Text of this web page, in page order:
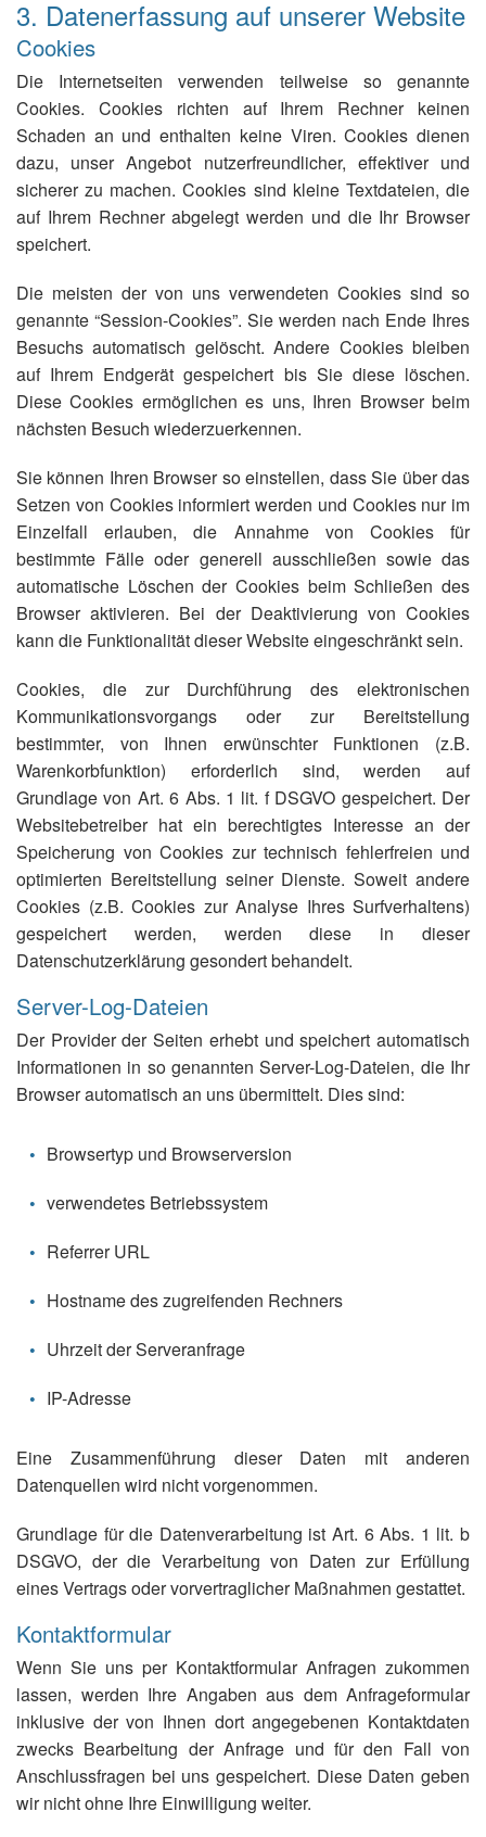
3. Datenerfassung auf unserer Website
Cookies
Die Internetseiten verwenden teilweise so genannte
Cookies. Cookies richten auf Ihrem Rechner keinen
Schaden an und enthalten keine Viren. Cookies dienen
dazu, unser Angebot nutzerfreundlicher, effektiver und
sicherer zu machen. Cookies sind kleine Textdateien, die
auf Ihrem Rechner abgelegt werden und die Ihr Browser
speichert.
Die meisten der von uns verwendeten Cookies sind so
genannte “Session-Cookies”. Sie werden nach Ende Ihres
Besuchs automatisch gelöscht. Andere Cookies bleiben
auf Ihrem Endgerät gespeichert bis Sie diese löschen.
Diese Cookies ermöglichen es uns, Ihren Browser beim
nächsten Besuch wiederzuerkennen.
Sie können Ihren Browser so einstellen, dass Sie über das
Setzen von Cookies informiert werden und Cookies nur im
Einzelfall erlauben, die Annahme von Cookies für
bestimmte Fälle oder generell ausschließen sowie das
automatische Löschen der Cookies beim Schließen des
Browser aktivieren. Bei der Deaktivierung von Cookies
kann die Funktionalität dieser Website eingeschränkt sein.
Cookies, die zur Durchführung des elektronischen
Kommunikationsvorgangs oder zur Bereitstellung
bestimmter, von Ihnen erwünschter Funktionen (z.B.
Warenkorbfunktion) erforderlich sind, werden auf
Grundlage von Art. 6 Abs. 1 lit. f DSGVO gespeichert. Der
Websitebetreiber hat ein berechtigtes Interesse an der
Speicherung von Cookies zur technisch fehlerfreien und
optimierten Bereitstellung seiner Dienste. Soweit andere
Cookies (z.B. Cookies zur Analyse Ihres Surfverhaltens)
gespeichert werden, werden diese in dieser
Datenschutzerklärung gesondert behandelt.
Server-Log-Dateien
Der Provider der Seiten erhebt und speichert automatisch
Informationen in so genannten Server-Log-Dateien, die Ihr
Browser automatisch an uns übermittelt. Dies sind:
Browsertyp und Browserversion
verwendetes Betriebssystem
Referrer URL
Hostname des zugreifenden Rechners
Uhrzeit der Serveranfrage
IP-Adresse
Eine Zusammenführung dieser Daten mit anderen
Datenquellen wird nicht vorgenommen.
Grundlage für die Datenverarbeitung ist Art. 6 Abs. 1 lit. b
DSGVO, der die Verarbeitung von Daten zur Erfüllung
eines Vertrags oder vorvertraglicher Maßnahmen gestattet.
Kontaktformular
Wenn Sie uns per Kontaktformular Anfragen zukommen
lassen, werden Ihre Angaben aus dem Anfrageformular
inklusive der von Ihnen dort angegebenen Kontaktdaten
zwecks Bearbeitung der Anfrage und für den Fall von
Anschlussfragen bei uns gespeichert. Diese Daten geben
wir nicht ohne Ihre Einwilligung weiter.